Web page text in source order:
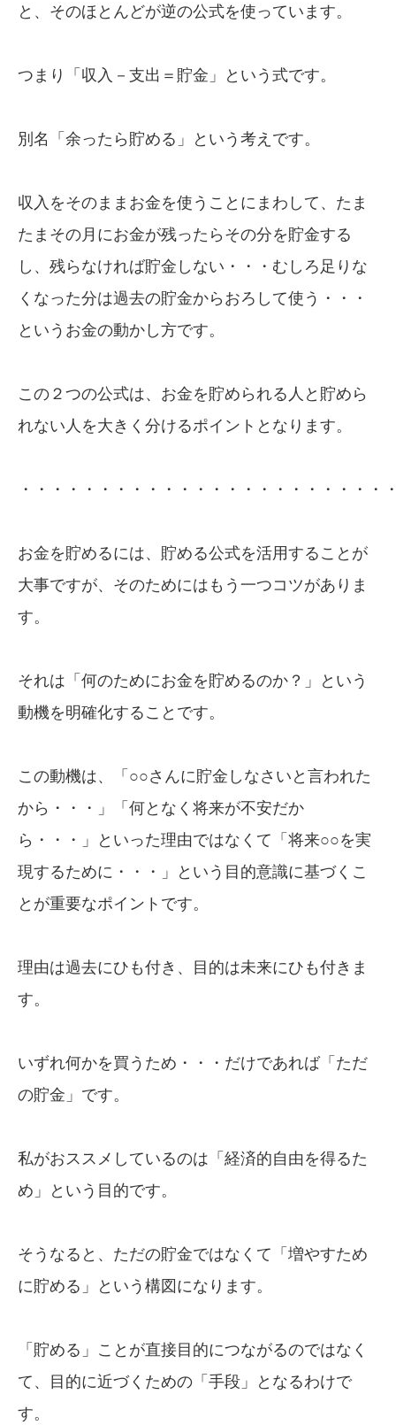
と、そのほとんどが逆の公式を使っています。
つまり「収入－支出＝貯金」という式です。
別名「余ったら貯める」という考えです。
収入をそのままお金を使うことにまわして、たま
たまその月にお金が残ったらその分を貯金する
し、残らなければ貯金しない・・・むしろ足りな
くなった分は過去の貯金からおろして使う・・・
というお金の動かし方です。
この２つの公式は、お金を貯められる人と貯めら
れない人を大きく分けるポイントとなります。
・・・・・・・・・・・・・・・・・・・・・・・
お金を貯めるには、貯める公式を活用することが
大事ですが、そのためにはもう一つコツがありま
す。
それは「何のためにお金を貯めるのか？」という
動機を明確化することです。
この動機は、「○○さんに貯金しなさいと言われた
から・・・」「何となく将来が不安だか
ら・・・」といった理由ではなくて「将来○○を実
現するために・・・」という目的意識に基づくこ
とが重要なポイントです。
理由は過去にひも付き、目的は未来にひも付きま
す。
いずれ何かを買うため・・・だけであれば「ただ
の貯金」です。
私がおススメしているのは「経済的自由を得るた
め」という目的です。
そうなると、ただの貯金ではなくて「増やすため
に貯める」という構図になります。
「貯める」ことが直接目的につながるのではなく
て、目的に近づくための「手段」となるわけで
す。